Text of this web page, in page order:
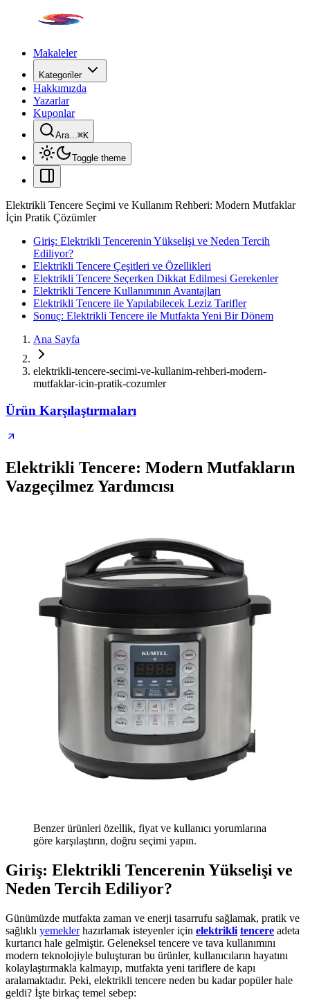
Makaleler
Kategoriler
Hakkımızda
Yazarlar
Kuponlar
Ara...⌘K
Toggle theme
Elektrikli Tencere Seçimi ve Kullanım Rehberi: Modern Mutfaklar
İçin Pratik Çözümler
Giriş: Elektrikli Tencerenin Yükselişi ve Neden Tercih
Ediliyor?
Elektrikli Tencere Çeşitleri ve Özellikleri
Elektrikli Tencere Seçerken Dikkat Edilmesi Gerekenler
Elektrikli Tencere Kullanımının Avantajları
Elektrikli Tencere ile Yapılabilecek Leziz Tarifler
Sonuç: Elektrikli Tencere ile Mutfakta Yeni Bir Dönem
Ana Sayfa
elektrikli-tencere-secimi-ve-kullanim-rehberi-modern-
mutfaklar-icin-pratik-cozumler
Ürün Karşılaştırmaları
Elektrikli Tencere: Modern Mutfakların
Vazgeçilmez Yardımcısı
Benzer ürünleri özellik, fiyat ve kullanıcı yorumlarına
göre karşılaştırın, doğru seçimi yapın.
Giriş: Elektrikli Tencerenin Yükselişi ve
Neden Tercih Ediliyor?
Günümüzde mutfakta zaman ve enerji tasarrufu sağlamak, pratik ve
sağlıklı yemeklerhazırlamak isteyenler için elektrikli tencere adeta
kurtarıcı hale gelmiştir. Geleneksel tencere ve tava kullanımını
modern teknolojiyle buluşturan bu ürünler, kullanıcıların hayatını
kolaylaştırmakla kalmayıp, mutfakta yeni tariflere de kapı
aralamaktadır. Peki, elektrikli tencere neden bu kadar popüler hale
geldi? İşte birkaç temel sebep: